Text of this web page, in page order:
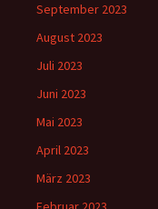
September 2023
August 2023
Juli 2023
Juni 2023
Mai 2023
April 2023
März 2023